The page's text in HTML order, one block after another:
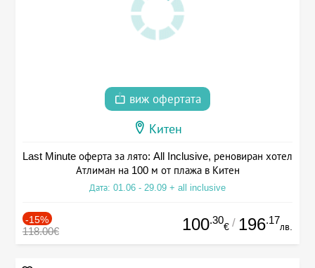
виж офертата
Китен
Last Minute оферта за лято: All Inclusive, реновиран хотел
Атлиман на 100 м от плажа в Китен
Дата: 01.06 - 29.09 + all inclusive
-15%
118.00€ 100.30
€ / 196.17
лв.